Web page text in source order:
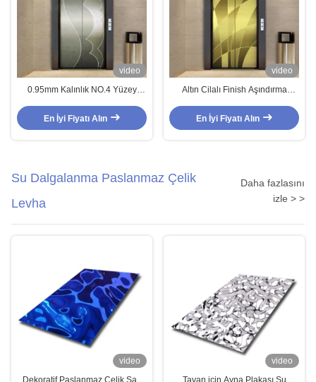
video
0.95mm Kalınlık NO.4 Yüzey
Levha ve 1219x2438mm
En İyi Fiyatı Alın
video
Altın Cilalı Finish Aşındırma
1219x2438mm
En İyi Fiyatı Alın
Su Dalgalanma Paslanmaz Çelik
Levha
Daha fazlasını
izle > >
video
Dekoratif Paslanmaz Çelik Sac
video
Tavan için Ayna Plakası Su